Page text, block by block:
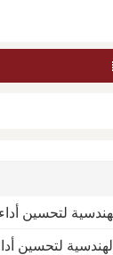
إلى الإنتاج الضخم: تحليل الأسباب الجذرية
العينة إلى الإنتاج الضخم: تحليل الأسباب